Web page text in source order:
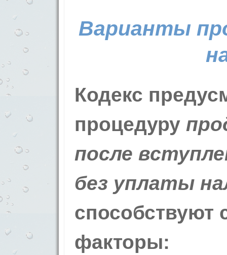
Варианты
Кодекс
процедуру
после
без уплаты
способствуют
факторы: